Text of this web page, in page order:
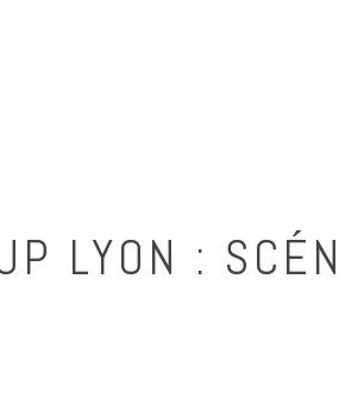
LYON :